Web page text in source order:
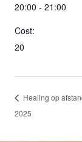
20:00 - 21:00
Cost:
20
Healing op
2025